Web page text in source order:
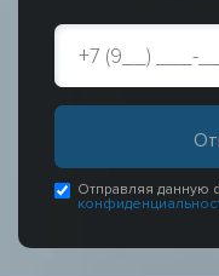
Отправляя данную